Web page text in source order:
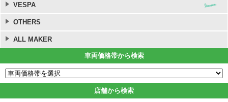
VESPA
OTHERS
ALL MAKER
車両価格帯から検索
店舗から検索